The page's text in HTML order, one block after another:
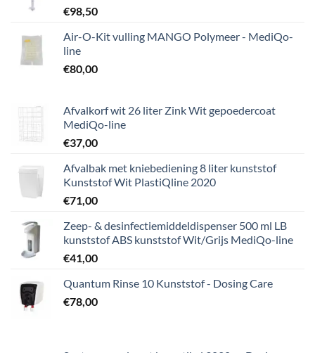
€98,50
Air-O-Kit vulling MANGO Polymeer - MediQo-
line
€80,00
Afvalkorf wit 26 liter Zink Wit gepoedercoat
MediQo-line
€37,00
Afvalbak met kniebediening 8 liter kunststof
Kunststof Wit PlastiQline 2020
€71,00
Zeep- & desinfectiemiddeldispenser 500 ml LB
kunststof ABS kunststof Wit/Grijs MediQo-line
€41,00
Quantum Rinse 10 Kunststof - Dosing Care
€78,00